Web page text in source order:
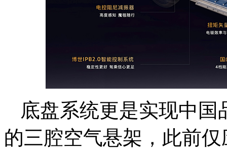
底盘系统更是实现中
的三腔空气悬架，此前